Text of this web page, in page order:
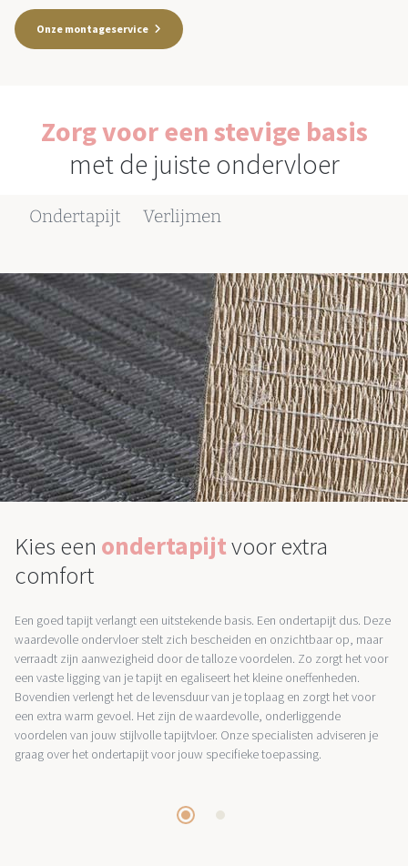
Onze montageservice
Zorg voor een stevige basis
met de juiste ondervloer
Ondertapijt Verlijmen
Kies een ondertapijtvoor extra
comfort
Een goed tapijt verlangt een uitstekende basis. Een ondertapijt dus. Deze
waardevolle ondervloer stelt zich bescheiden en onzichtbaar op, maar
verraadt zijn aanwezigheid door de talloze voordelen. Zo zorgt het voor
een vaste ligging van je tapijt en egaliseert het kleine oneffenheden.
Bovendien verlengt het de levensduur van je toplaag en zorgt het voor
een extra warm gevoel. Het zijn de waardevolle, onderliggende
voordelen van jouw stijlvolle tapijtvloer. Onze specialisten adviseren je
graag over het ondertapijt voor jouw specifieke toepassing.